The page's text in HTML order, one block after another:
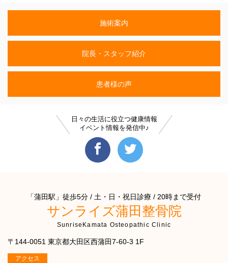
施術案内
院長・スタッフ紹介
患者様の声
日々の生活に役立つ健康情報
イベント情報を発信中♪
「蒲田駅」徒歩5分 / 土・日・祝日診療 / 20時まで受付
サンライズ蒲田整骨院
SunriseKamata Osteopathic Clinic
〒144-0051 東京都大田区西蒲田7-60-3 1F
アクセス